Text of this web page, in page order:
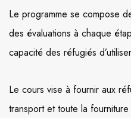
Le programme se compose
des évaluations à chaque
capacité des réfugiés
Le cours vise à fournir aux
transport et toute la